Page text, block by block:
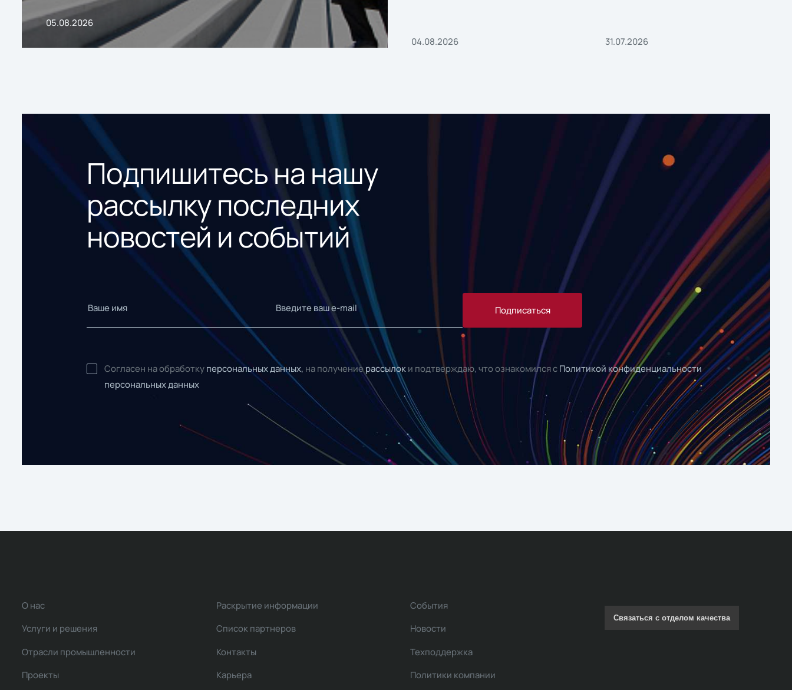
05.08.2026
04.08.2026 31.07.2026
Подпишитесь на нашу
рассылку последних
новостей и событий
Подписаться
Согласен на обработку персональных данных, на получениерассылок и подтверждаю, что ознакомился с Политикой конфиденциальности
персональных данных
О нас
Услуги и решения
Отрасли промышленности
Проекты
Раскрытие информации
Список партнеров
Контакты
Карьера
События
Новости
Техподдержка
Политики компании
Связаться с отделом качества